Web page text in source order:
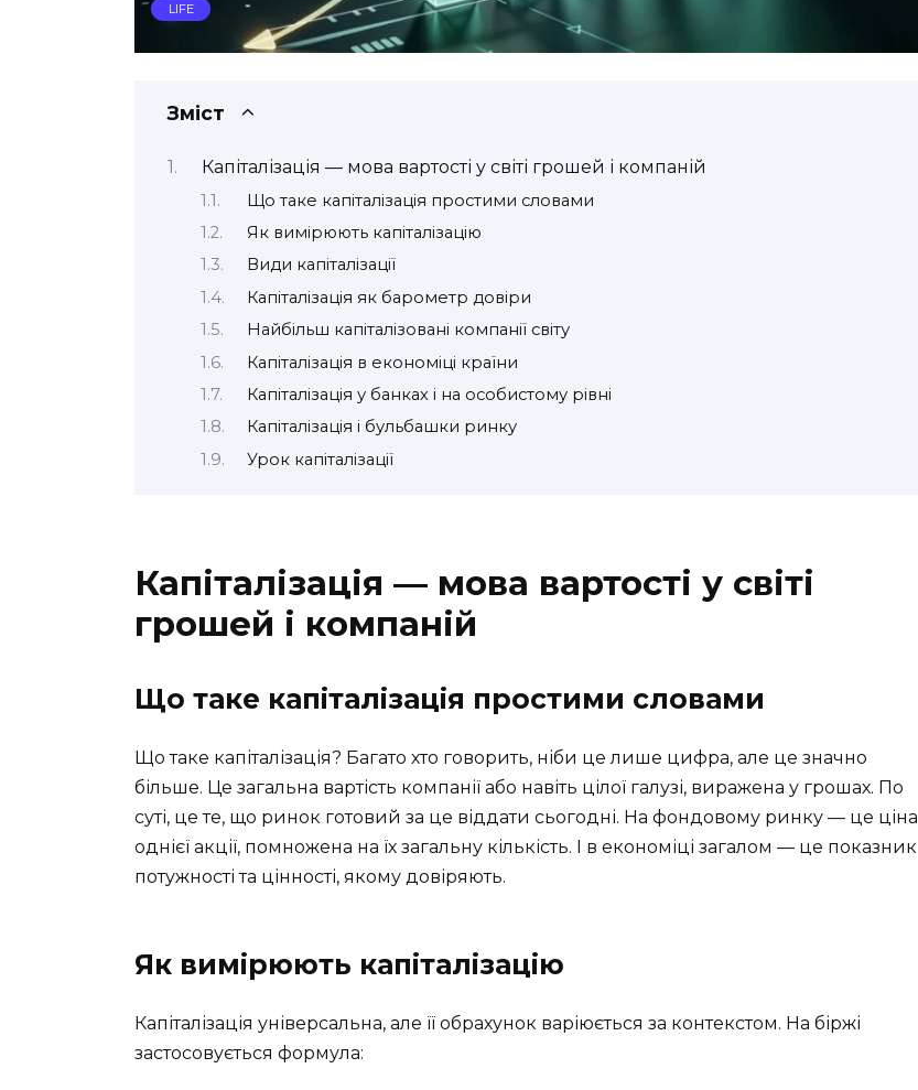
LIFE
Зміст
Капіталізація — мова вартості у світі грошей і компаній
Що таке капіталізація простими словами
Як вимірюють капіталізацію
Види капіталізації
Капіталізація як барометр довіри
Найбільш капіталізовані компанії світу
Капіталізація в економіці країни
Капіталізація у банках і на особистому рівні
Капіталізація і бульбашки ринку
Урок капіталізації
Капіталізація — мова вартості у світі
грошей і компаній
Що таке капіталізація простими словами
Що таке капіталізація? Багато хто говорить, ніби це лише цифра, але це значно
більше. Це загальна вартість компанії або навіть цілої галузі, виражена у грошах. По
суті, це те, що ринок готовий за це віддати сьогодні. На фондовому ринку — це ціна
однієї акції, помножена на їх загальну кількість. І в економіці загалом — це показник
потужності та цінності, якому довіряють.
Як вимірюють капіталізацію
Капіталізація універсальна, але її обрахунок варіюється за контекстом. На біржі
застосовується формула: